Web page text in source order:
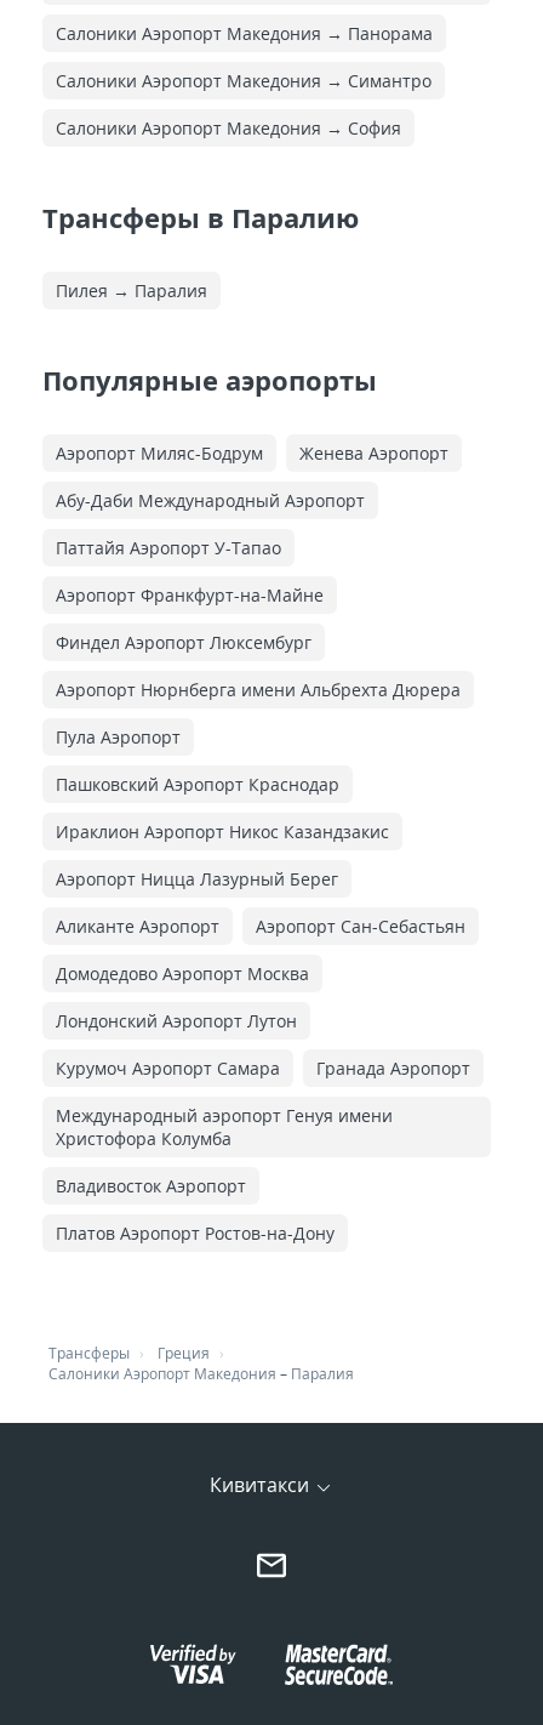
Салоники Аэропорт Македония → Панорама
Салоники Аэропорт Македония → Симантро
Салоники Аэропорт Македония → София
Трансферы в Паралию
Пилея → Паралия
Популярные аэропорты
Аэропорт Миляс-Бодрум Женева Аэропорт
Абу-Даби Международный Аэропорт
Паттайя Аэропорт У-Тапао
Аэропорт Франкфурт-на-Майне
Финдел Аэропорт Люксембург
Аэропорт Нюрнберга имени Альбрехта Дюрера
Пула Аэропорт
Пашковский Аэропорт Краснодар
Ираклион Аэропорт Никос Казандзакис
Аэропорт Ницца Лазурный Берег
Аликанте Аэропорт Аэропорт Сан-Себастьян
Домодедово Аэропорт Москва
Лондонский Аэропорт Лутон
Курумоч Аэропорт Самара Гранада Аэропорт
Международный аэропорт Генуя имени
Христофора Колумба
Владивосток Аэропорт
Платов Аэропорт Ростов-на-Дону
Трансферы
Греция
Салоники Аэропорт Македония – Паралия
Кивитакси